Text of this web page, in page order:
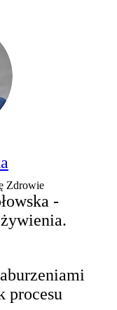
Zdrowie
-
procesu